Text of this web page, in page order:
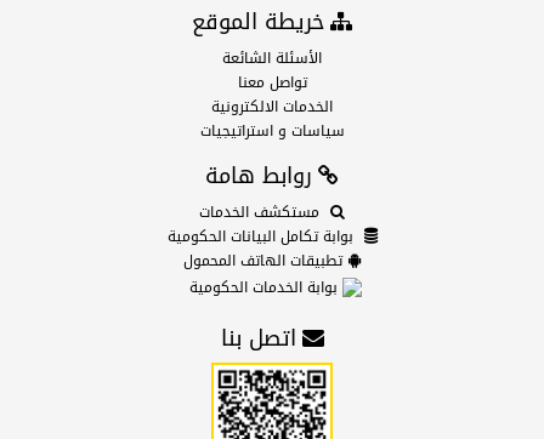
خريطة الموقع
الأسئلة الشائعة
تواصل معنا
الخدمات الالكترونية
سياسات و استراتيجيات
روابط هامة
مستكشف الخدمات
بوابة تكامل البيانات الحكومية
تطبيقات الهاتف المحمول
بوابة الخدمات الحكومية
اتصل بنا